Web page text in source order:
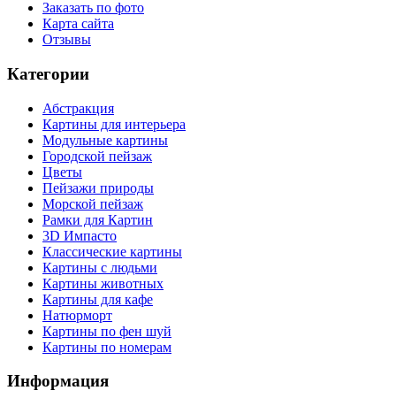
Заказать по фото
Карта сайта
Отзывы
Категории
Абстракция
Картины для интерьера
Модульные картины
Городской пейзаж
Цветы
Пейзажи природы
Морской пейзаж
Рамки для Картин
3D Импасто
Классические картины
Картины с людьми
Картины животных
Картины для кафе
Натюрморт
Картины по фен шуй
Картины по номерам
Информация